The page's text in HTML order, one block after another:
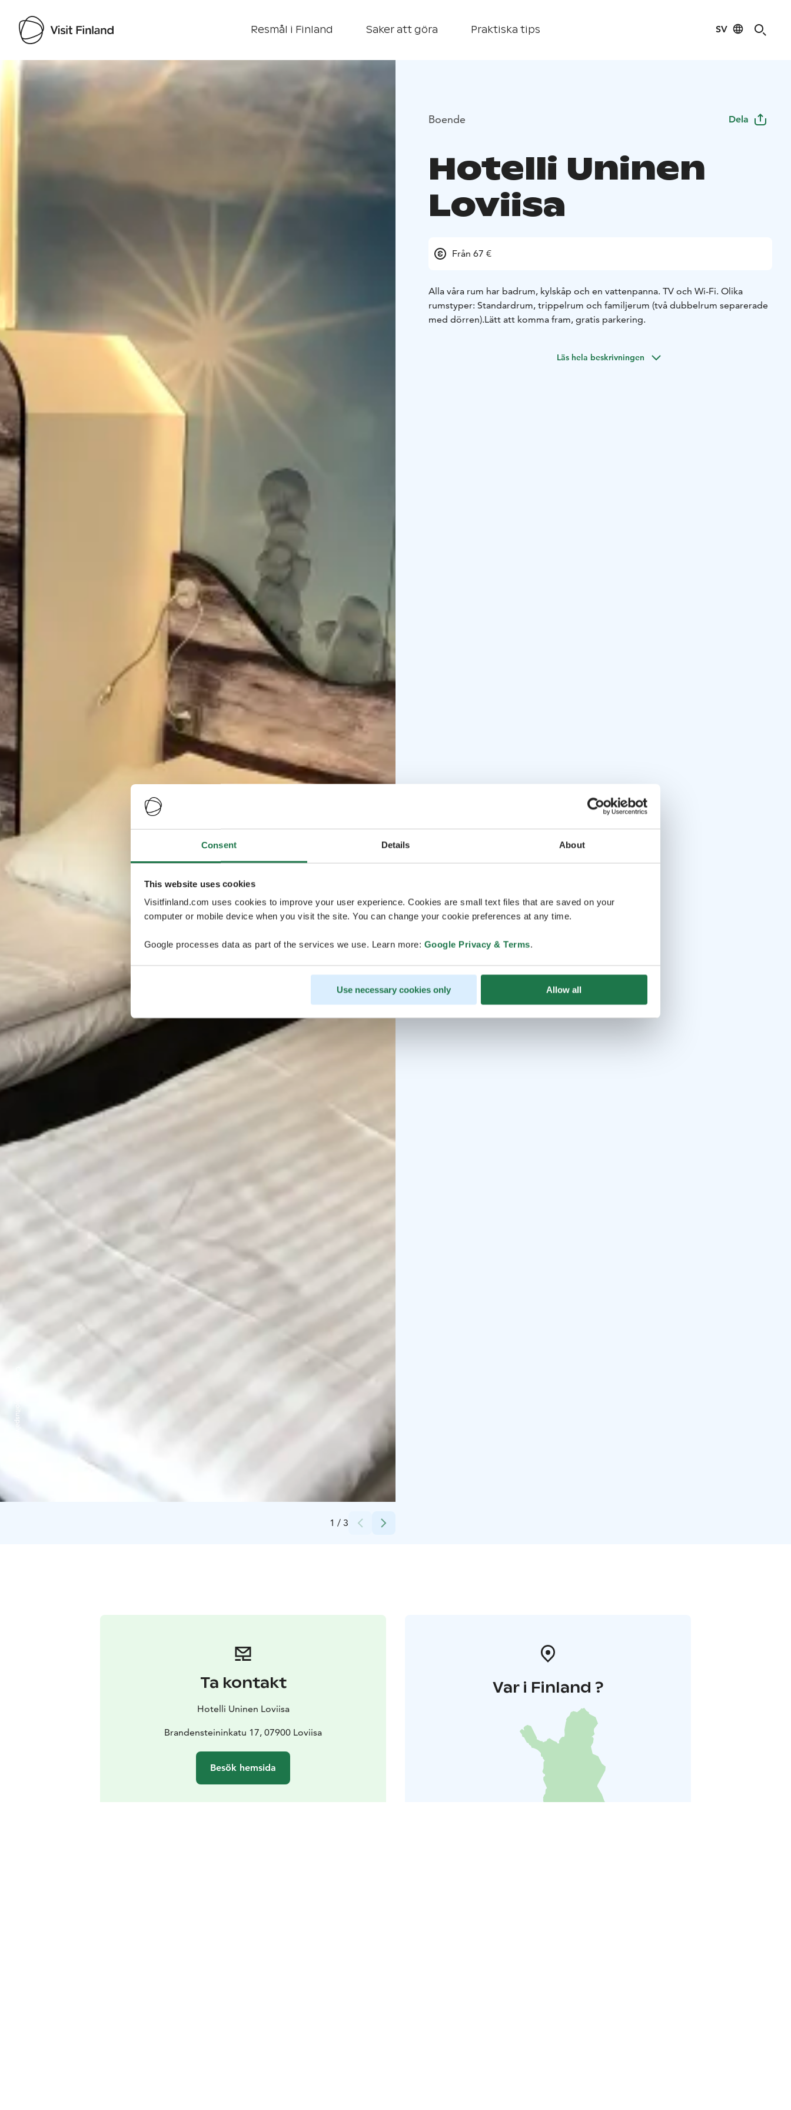
Consent Details About
This website uses cookies
Visitfinland.com uses cookies to improve your user experience. Cookies are small text files that are saved on your
computer or mobile device when you visit the site. You can change your cookie preferences at any time.
Google processes data as part of the services we use. Learn more: Google Privacy & Terms.
Use necessary cookies only Allow all
Resmål i Finland Saker att göra Praktiska tips SV
Visit Finland
1 / 3
Majoituspalvelu Uninen Oy
Boende Dela
Hotelli Uninen
Loviisa
Från 67 €
Alla våra rum har badrum, kylskåp och en vattenpanna. TV och Wi-Fi. Olika
rumstyper: Standardrum, trippelrum och familjerum (två dubbelrum separerade
med dörren).Lätt att komma fram, gratis parkering.
Läs hela beskrivningen
Ta kontakt
Hotelli Uninen Loviisa
Brandensteininkatu 17, 07900 Loviisa
Besök hemsida
Var i Finland ?